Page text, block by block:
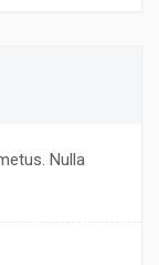
Nulla